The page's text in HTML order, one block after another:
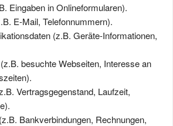
Eingaben in Onlineformularen).
E-Mail, Telefonnummern).
(z.B. Geräte-Informationen,
besuchte Webseiten, Interesse an
Vertragsgegenstand, Laufzeit,
Bankverbindungen, Rechnungen,